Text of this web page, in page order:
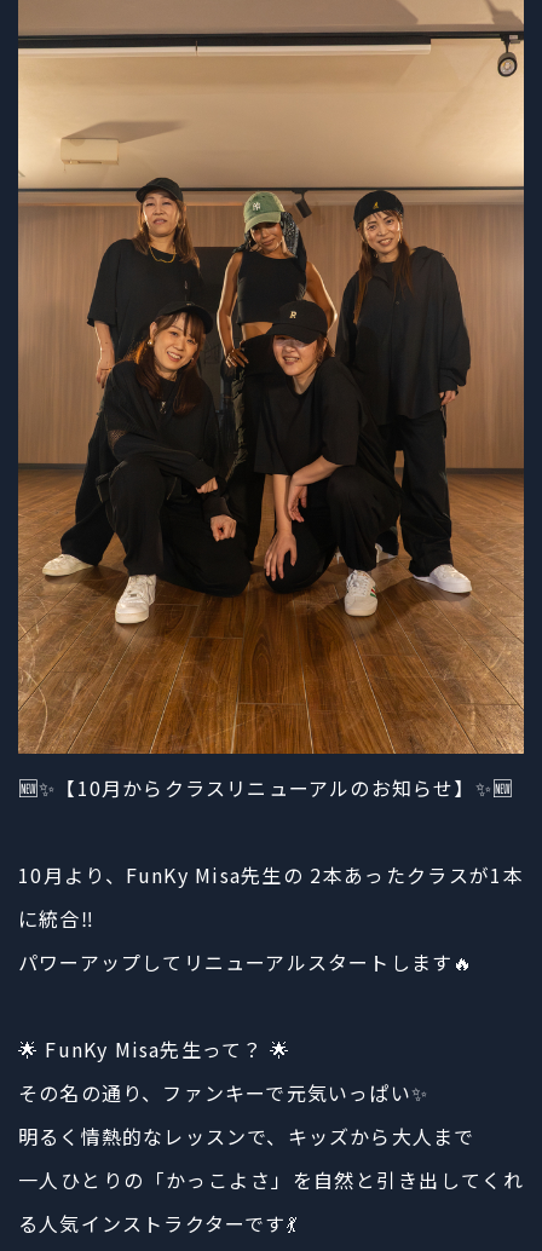
🆕✨【10月からクラスリニューアルのお知らせ】✨🆕
10月より、FunKy Misa先生の 2本あったクラスが1本
に統合‼️
パワーアップしてリニューアルスタートします🔥
🌟 FunKy Misa先生って？ 🌟
その名の通り、ファンキーで元気いっぱい✨
明るく情熱的なレッスンで、キッズから大人まで
一人ひとりの「かっこよさ」を自然と引き出してくれ
る人気インストラクターです💃